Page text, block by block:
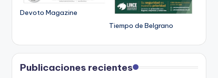
Devoto Magazine
Tiempo de Belgrano
Publicaciones recientes